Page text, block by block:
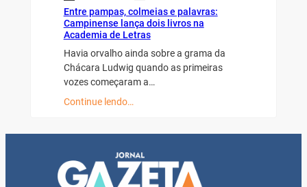
Entre pampas, colmeias e palavras:
Campinense lança dois livros na
Academia de Letras
Havia orvalho ainda sobre a grama da
Chácara Ludwig quando as primeiras
vozes começaram a…
Continue lendo…